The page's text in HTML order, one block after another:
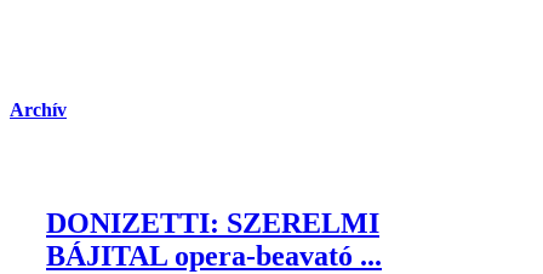
Archív
DONIZETTI: SZERELMI
BÁJITAL opera-beavató ...